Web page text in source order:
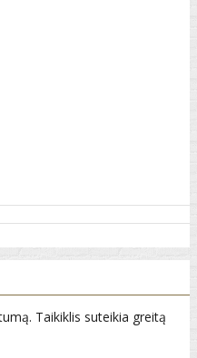
Taikiklis suteikia greitą